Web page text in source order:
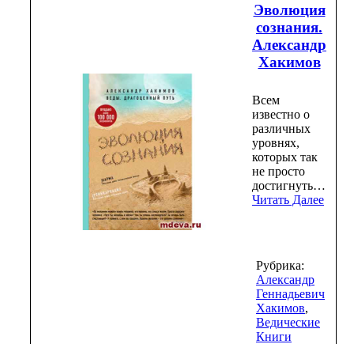
Эволюция
сознания.
Александр
Хакимов
Всем
известно о
различных
уровнях,
которых так
не просто
достигнуть…
Читать Далее
Рубрика:
Александр
Геннадьевич
Хакимов,
Ведические
Книги